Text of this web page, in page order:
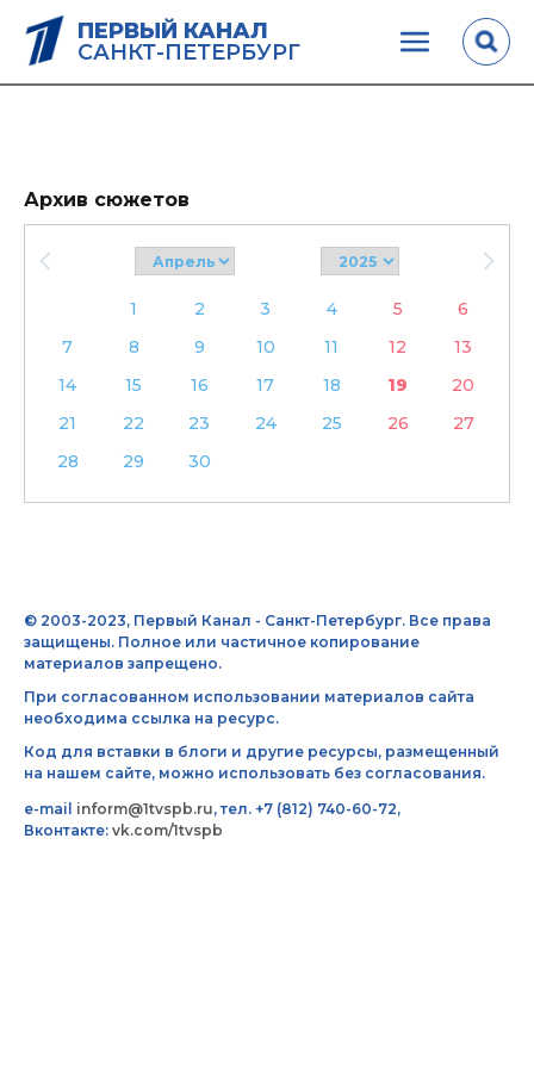
ПЕРВЫЙ КАНАЛ
САНКТ-ПЕТЕРБУРГ
Архив сюжетов
1 2 3 4 5
6
7
8 9 10 11 12
13
14
15 16 17 18 19
20
21
22 23 24 25 26
27
28
29 30
© 2003-2023, Первый Канал - Санкт-Петербург. Все права
защищены. Полное или частичное копирование
материалов запрещено.
При согласованном использовании материалов сайта
необходима ссылка на ресурс.
Код для вставки в блоги и другие ресурсы, размещенный
на нашем сайте, можно использовать без согласования.
e-mail inform@1tvspb.ru, тел. +7 (812) 740-60-72,
Вконтакте: vk.com/1tvspb